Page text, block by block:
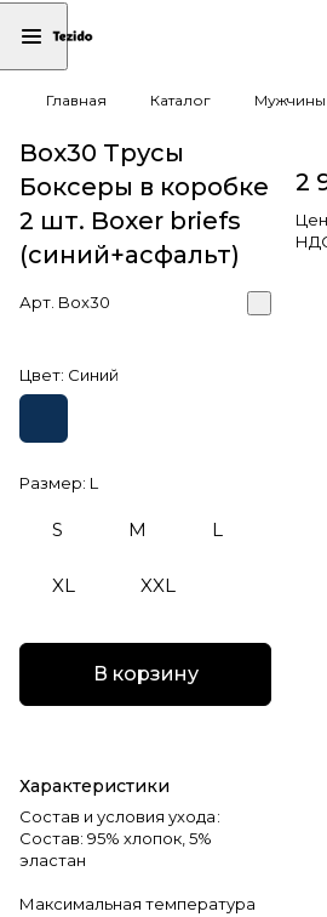
Главная Каталог Мужчины
Box30 Трусы
Боксеры в коробке
2 шт. Boxer briefs
(синий+асфальт)
Арт. Box30
Цвет: Синий
Размер: L
S M L
XL XXL
В корзину
Характеристики
Состав и условия ухода:
Состав: 95% хлопок, 5%
эластан
Максимальная температура
2